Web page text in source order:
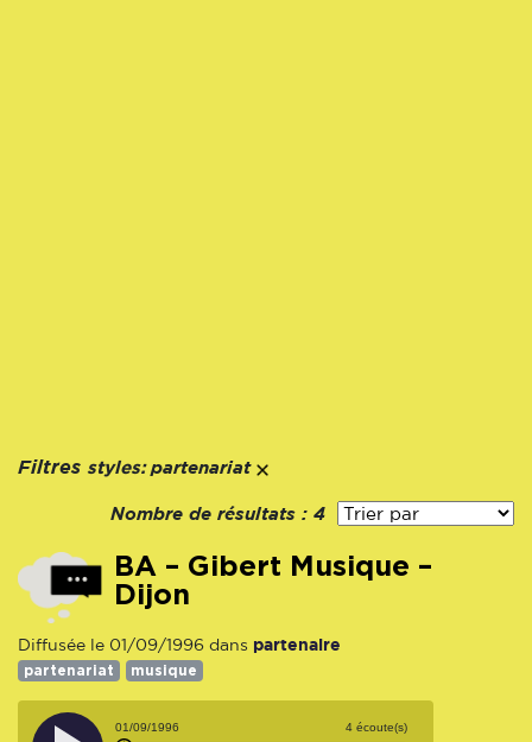
Filtres styles: partenariat
Nombre de résultats : 4
BA – Gibert Musique –
Dijon
Diffusée le 01/09/1996 dans partenaire
partenariat musique
01/09/1996 4 écoute(s)